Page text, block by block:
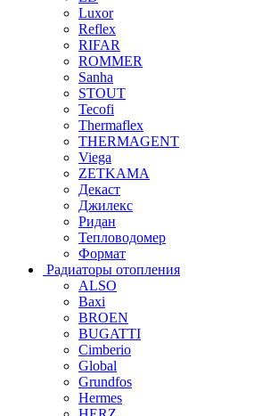
Luxor
Reflex
RIFAR
ROMMER
Sanha
STOUT
Tecofi
Thermaflex
THERMAGENT
Viega
ZETKAMA
Декаст
Джилекс
Ридан
Тепловодомер
Формат
Радиаторы отопления
ALSO
Baxi
BROEN
BUGATTI
Cimberio
Global
Grundfos
Hermes